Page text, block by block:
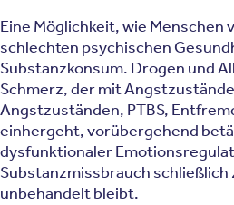
Eine Möglichkeit, wie Menschen
schlechten psychischen
Substanzkonsum. Drogen und
Schmerz, der mit
Angstzuständen, PTBS,
einhergeht, vorübergehend
dysfunktionaler
Substanzmissbrauch schließlich
unbehandelt bleibt.